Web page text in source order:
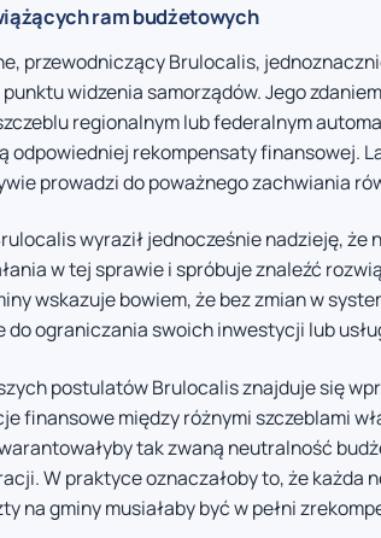
ram budżetowych
przewodniczący Brulocalis,
widzenia samorządów. Jego
regionalnym lub federalnym
odpowiedniej rekompensaty finansowej.
prowadzi do poważnego zachwiania
wyraził jednocześnie nadzieję,
w tej sprawie i spróbuje znaleźć
wskazuje bowiem, że bez zmian w
do ograniczania swoich inwestycji lub
postulatów Brulocalis znajduje się
finansowe między różnymi szczeblami
tak zwaną neutralność
W praktyce oznaczałoby to, że każda
na gminy musiałaby być w pełni